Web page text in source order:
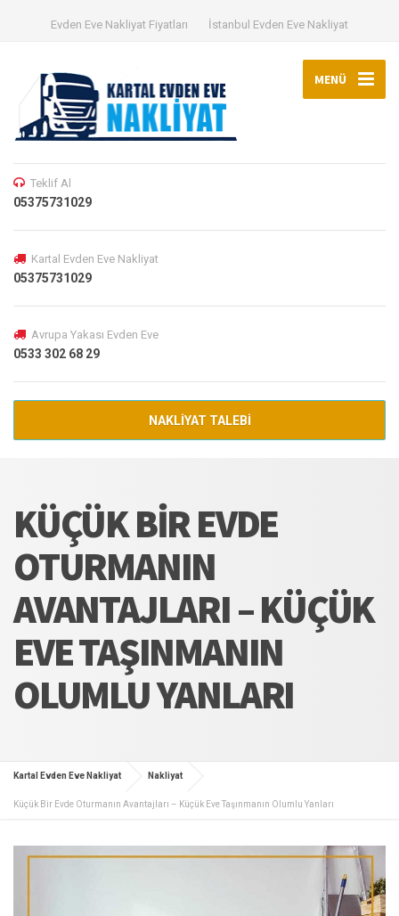
Evden Eve Nakliyat Fiyatları İstanbul Evden Eve Nakliyat
MENÜ
Teklif Al
05375731029
Kartal Evden Eve Nakliyat
05375731029
Avrupa Yakası Evden Eve
0533 302 68 29
NAKLİYAT TALEBİ
KÜÇÜK BIR EVDE
OTURMANIN
AVANTAJLARI – KÜÇÜK
EVE TAŞINMANIN
OLUMLU YANLARI
Kartal Evden Eve Nakliyat Nakliyat
Küçük Bir Evde Oturmanın Avantajları – Küçük Eve Taşınmanın Olumlu Yanları